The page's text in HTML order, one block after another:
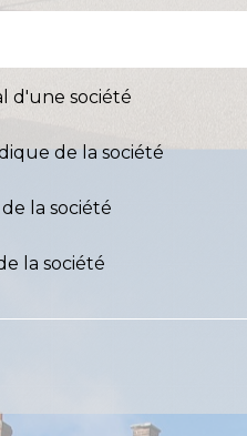
d'une société
de la société
la société
la société